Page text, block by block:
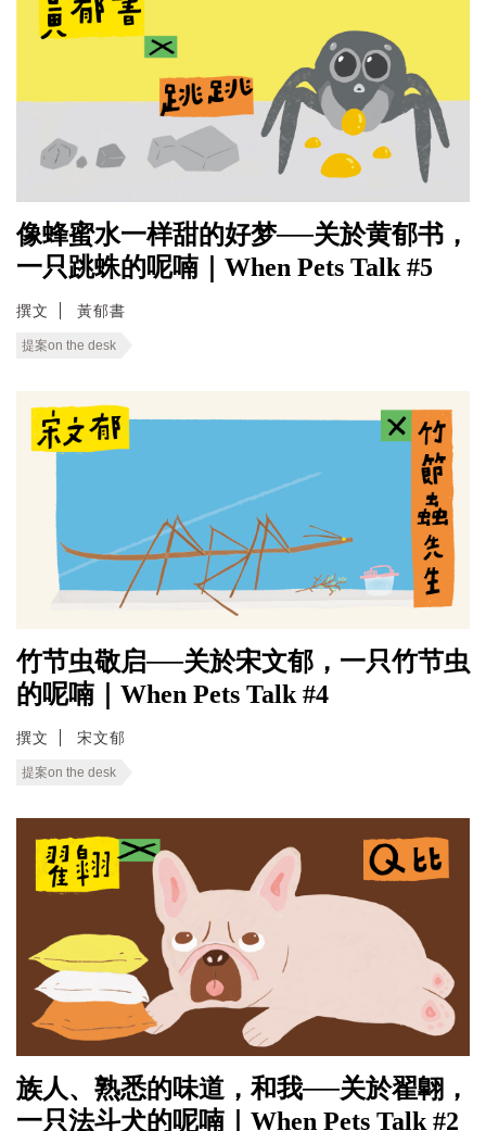
像蜂蜜水一样甜的好梦──关於黄郁书，
一只跳蛛的呢喃｜When Pets Talk #5
撰文 黃郁書
提案on the desk
竹节虫敬启──关於宋文郁，一只竹节虫
的呢喃｜When Pets Talk #4
撰文 宋文郁
提案on the desk
族人、熟悉的味道，和我──关於翟翺，
一只法斗犬的呢喃｜When Pets Talk #2